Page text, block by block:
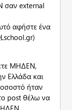
σαν external
αφήστε ένα
ΜΗΔΕΝ,
Ελλάδα και
ήταν
post θέλω να